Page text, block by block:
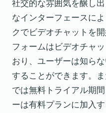
社交的な雰囲気を醸し
なインターフェースに
クでビデオチャットを
フォームはビデオチャ
おり、ユーザーは知ら
することができます。
では無料トライアル期
ーは有料プランに加入